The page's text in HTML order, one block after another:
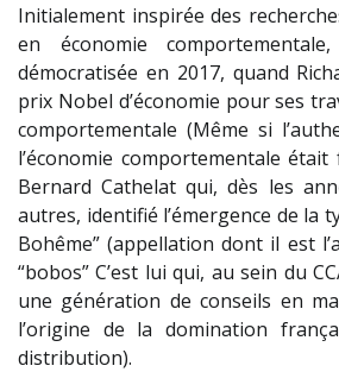
Initialement inspirée des
en économie
démocratisée en 2017, quand
prix Nobel d’économie pour ses
comportementale (Même si
l’économie comportementale était
Bernard Cathelat qui, dès les
autres, identifié l’émergence de la
Bohême” (appellation dont il est
“bobos” C’est lui qui, au sein du
une génération de conseils en
l’origine de la domination
distribution).